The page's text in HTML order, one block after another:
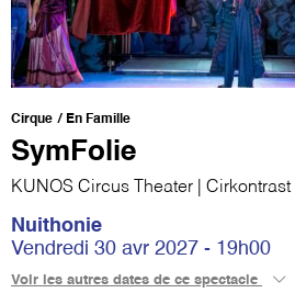
Cirque En Famille
SymFolie
KUNOS Circus Theater |
Nuithonie
Vendredi 30 avr 2027 - 19h00
Voir les autres dates de ce spectacle